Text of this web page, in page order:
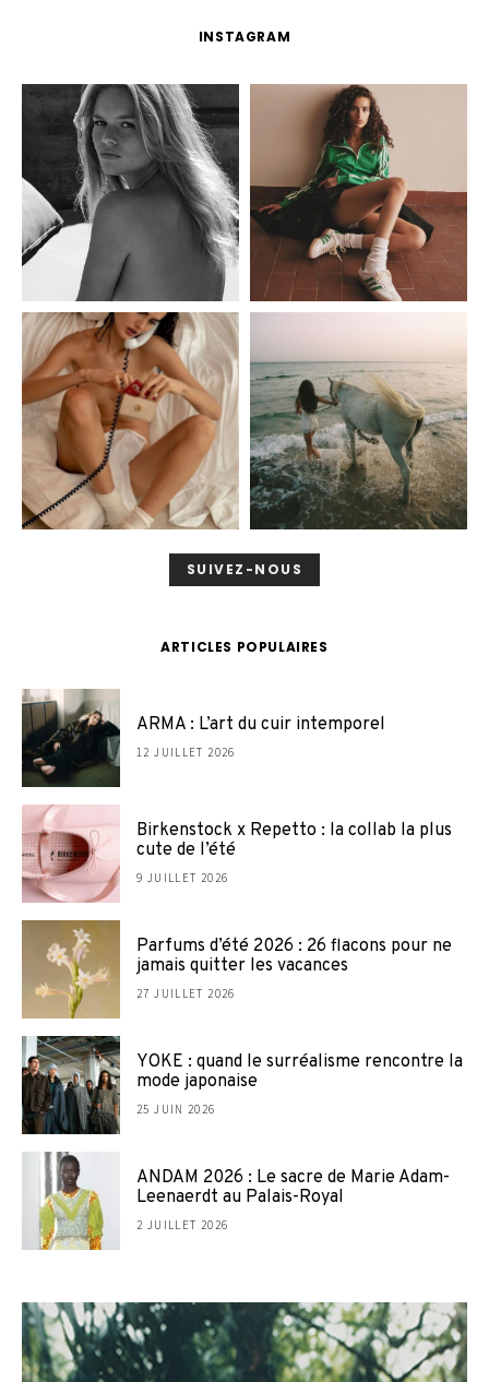
INSTAGRAM
SUIVEZ-NOUS
ARTICLES POPULAIRES
ARMA : L’art du cuir intemporel
12 JUILLET 2026
Birkenstock x Repetto : la collab la plus
cute de l’été
9 JUILLET 2026
Parfums d’été 2026 : 26 flacons pour ne
jamais quitter les vacances
27 JUILLET 2026
YOKE : quand le surréalisme rencontre la
mode japonaise
25 JUIN 2026
ANDAM 2026 : Le sacre de Marie Adam-
Leenaerdt au Palais-Royal
2 JUILLET 2026